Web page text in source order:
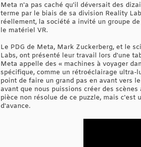
Meta n'a pas caché qu'il déversait des
terme par le biais de sa division Reality
réellement, la société a invité un groupe
le matériel VR.
Le PDG de Meta, Mark Zuckerberg, et le
Labs, ont présenté leur travail lors d'une
Meta appelle des « machines à voyager
spécifique, comme un rétroéclairage ultra-
point de faire un grand pas en avant vers
avant que nous puissions créer des
pièce non résolue de ce puzzle, mais
d'avance.